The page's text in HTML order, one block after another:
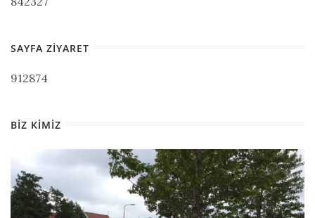
SAYFA ZIYARET
912874
BIZ KIMIZ